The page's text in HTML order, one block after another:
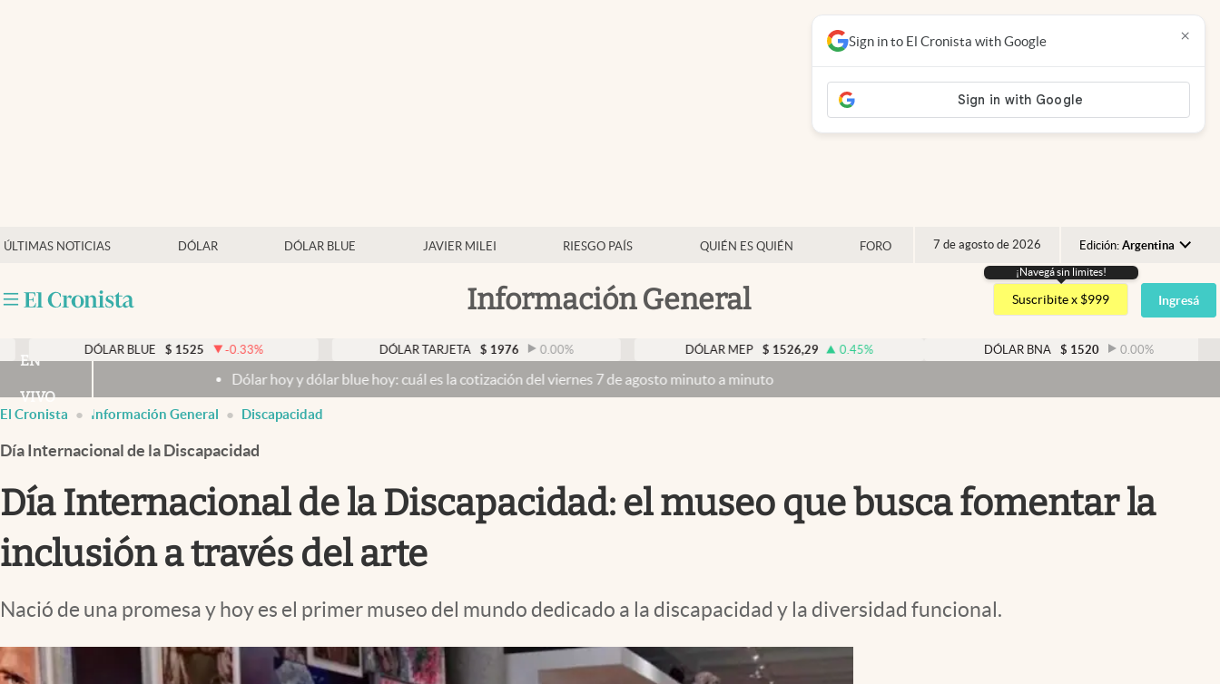
ÚLTIMAS NOTICIAS DÓLAR DÓLAR BLUE JAVIER MILEI RIESGO PAÍS QUIÉN ES QUIÉN FORO 7 de agosto de 2026 Edición: Argentina
Argentina
España
USA
Información General
Mercados Online
Otras secciones
Infotechnology
Clase
Clima
Mundial 2026
Eventos Corporativos
abre en nueva pestaña
¡Navegá sin limites!
Suscribite x $999 Ingresá
DÓLAR BLUE $ 1525 -0.33% DÓLAR TARJETA $ 1976 0.00% DÓLAR MEP $ 1526,29 0.45% DÓLAR BNA $ 1520 0.00%
EN
VIVO
Dólar hoy y dólar blue hoy: cuál es la cotización del viernes 7 de agosto minuto a minuto
Sign in to El Cronista with Google ×
El Cronista Información General Discapacidad
Día Internacional de la Discapacidad
Día Internacional de la Discapacidad: el museo que busca fomentar la
inclusión a través del arte
Nació de una promesa y hoy es el primer museo del mundo dedicado a la discapacidad y la diversidad funcional.